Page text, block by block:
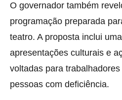
O governador também
programação preparada
teatro. A proposta inclui
apresentações culturais e
voltadas para
pessoas com deficiência.